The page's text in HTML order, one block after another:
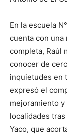
En la escuela
cuenta con una
completa, Raúl
conocer de
inquietudes en
expresó el
mejoramiento
localidades
Yaco, que